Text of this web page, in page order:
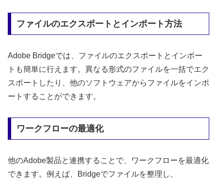
ファイルのエクスポートとインポート方法
Adobe Bridgeでは、ファイルのエクスポートとインポー
トも簡単に行えます。異なる形式のファイルを一括でエク
スポートしたり、他のソフトウェアからファイルをインポ
ートすることができます。
ワークフローの最適化
他のAdobe製品と連携することで、ワークフローを最適化
できます。例えば、Bridgeでファイルを整理し、